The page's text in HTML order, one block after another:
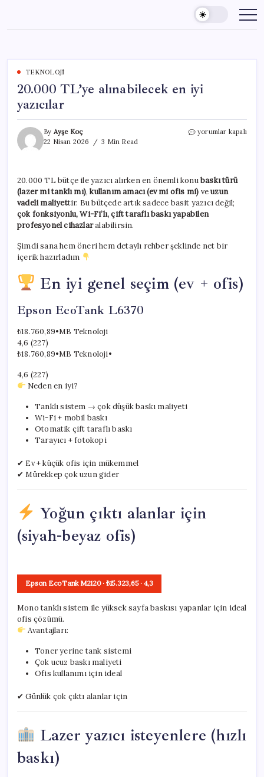
content
TEKNOLOJI
20.000 TL’ye alınabilecek en iyi
yazıcılar
By Ayşe Koç
22 Nisan 2026
3 Min Read
20.000
yazıcılar
için
yorumlar kapalı
20.000 TL bütçe ile yazıcı alırken en önemli konubaskı türü
(lazer mi tanklı mı),kullanım amacı (ev mi ofis mi) veuzun
vadeli maliyettir. Bu bütçede artık sadece basit yazıcı değil;
çok fonksiyonlu, Wi-Fi’lı, çift taraflı baskı yapabilen
profesyonel cihazlaralabilirsin.
Şimdi sana hem öneri hem detaylı rehber şeklinde net bir
içerik hazırladım
En iyi genel seçim (ev + ofis)
Epson EcoTank L6370
₺18.760,89•MB Teknoloji
4,6 (227)
₺18.760,89•MB Teknoloji•
4,6 (227)
Neden en iyi?
Tanklı sistem → çok düşük baskı maliyeti
Wi-Fi + mobil baskı
Otomatik çift taraflı baskı
Tarayıcı + fotokopi
✔ Ev + küçük ofis için mükemmel
✔ Mürekkep çok uzun gider
Yoğun çıktı alanlar için
(siyah-beyaz ofis)
Epson EcoTank M2120· ₺15.323,65· 4,3
Mono tanklı sistem ile yüksek sayfa baskısı yapanlar için ideal
ofis çözümü.
Avantajları:
Toner yerine tank sistemi
Çok ucuz baskı maliyeti
Ofis kullanımı için ideal
✔ Günlük çok çıktı alanlar için
Lazer yazıcı isteyenlere (hızlı
baskı)